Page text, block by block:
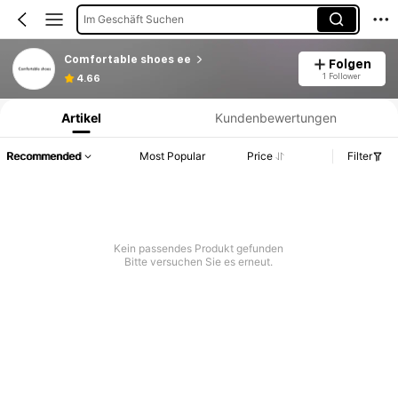
Im Geschäft Suchen
Comfortable shoes ee
4.66
Folgen
1 Follower
Produktinformation: Preisangabe, Verkaufs- und Lagerbestandsdetails.
Artikel Kundenbewertungen
Recommended Most Popular Price Filter
Kein passendes Produkt gefunden
Bitte versuchen Sie es erneut.